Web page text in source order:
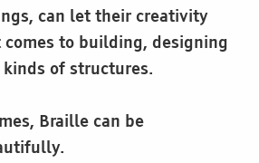
can let their creativity
to building, designing
of structures.
Braille can be